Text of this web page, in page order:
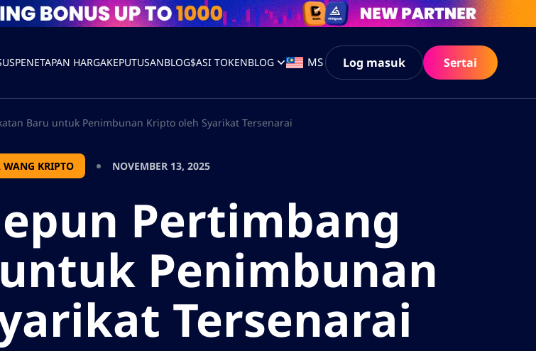
PENETAPAN HARGAKEPUTUSANBLOG$ASI TOKENBLOG MS Log masuk Sertai
Baru untuk Penimbunan Kripto oleh Syarikat Tersenarai
KRIPTO NOVEMBER 13, 2025
Pertimbang
Penimbunan
Tersenarai